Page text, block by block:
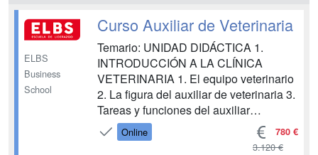
ELBS
Business
School
Curso Auxiliar de Veterinaria
Temario: UNIDAD DIDÁCTICA 1.
INTRODUCCIÓN A LA CLÍNICA
VETERINARIA 1. El equipo veterinario
2. La figura del auxiliar de veterinaria 3.
Tareas y funciones del auxiliar
veterinario 4. Calidad y atención al
cliente UNIDAD DIDÁCTICA 2.
Online 780 €
3.120 €